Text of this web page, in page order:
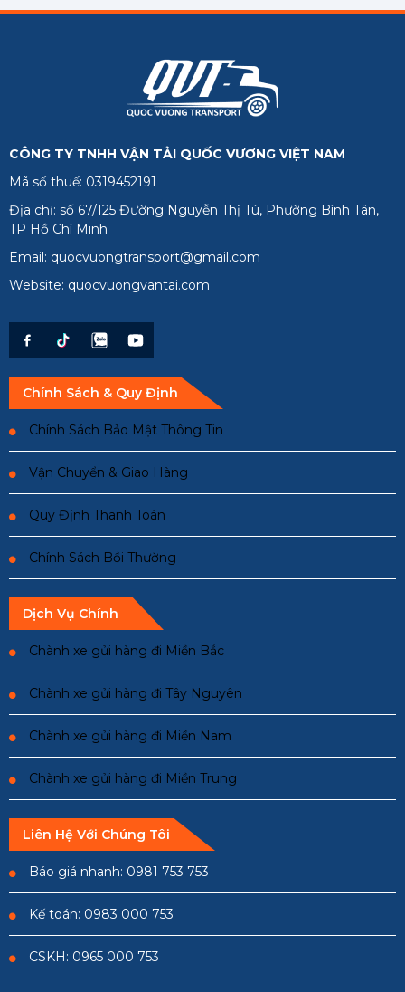
CÔNG TY TNHH VẬN TẢI QUỐC VƯƠNG VIỆT NAM
Mã số thuế: 0319452191
Địa chỉ: số 67/125 Đường Nguyễn Thị Tú, Phường Bình Tân,
TP Hồ Chí Minh
Email: quocvuongtransport@gmail.com
Website: quocvuongvantai.com
Chính Sách & Quy Định
Chính Sách Bảo Mật Thông Tin
Vận Chuyển & Giao Hàng
Quy Định Thanh Toán
Chính Sách Bồi Thường
Dịch Vụ Chính
Chành xe gửi hàng đi Miền Bắc
Chành xe gửi hàng đi Tây Nguyên
Chành xe gửi hàng đi Miền Nam
Chành xe gửi hàng đi Miền Trung
Liên Hệ Với Chúng Tôi
Báo giá nhanh: 0981 753 753
Kế toán: 0983 000 753
CSKH: 0965 000 753